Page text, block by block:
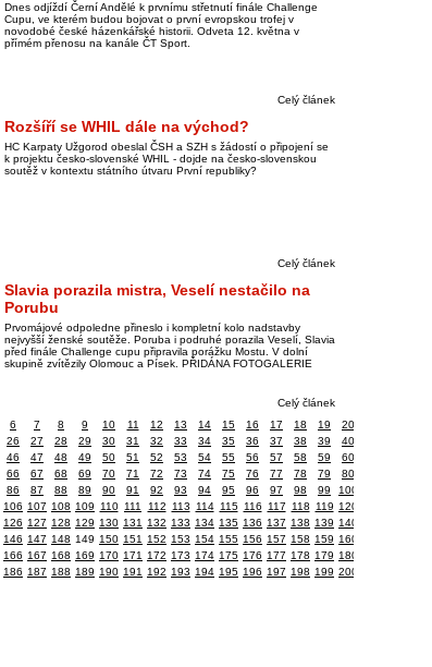
Dnes odjíždí Černí Andělé k prvnímu střetnutí finále Challenge
Cupu, ve kterém budou bojovat o první evropskou trofej v
novodobé české házenkářské historii. Odveta 12. května v
přímém přenosu na kanále ČT Sport.
Celý článek
Rozšíří se WHIL dále na východ?
HC Karpaty Užgorod obeslal ČSH a SZH s žádostí o připojení se
k projektu česko-slovenské WHIL - dojde na česko-slovenskou
soutěž v kontextu státního útvaru První republiky?
Celý článek
Slavia porazila mistra, Veselí nestačilo na
Porubu
Prvomájové odpoledne přineslo i kompletní kolo nadstavby
nejvyšší ženské soutěže. Poruba i podruhé porazila Veselí, Slavia
před finále Challenge cupu připravila porážku Mostu. V dolní
skupině zvítězily Olomouc a Písek. PŘIDÁNA FOTOGALERIE
Celý článek
6 7 8 9 10 11 12 13 14 15 16 17 18 19
20
26 27 28 29 30 31 32 33 34 35 36 37 38 39
40
46 47 48 49 50 51 52 53 54 55 56 57 58 59
60
66 67 68 69 70 71 72 73 74 75 76 77 78 79
80
86 87 88 89 90 91 92 93 94 95 96 97 98 99
100
106 107 108 109 110 111 112 113 114 115 116 117 118 119 120
126 127 128 129 130 131 132 133 134 135 136 137 138 139 140
146 147 148 149 150 151 152 153 154 155 156 157 158 159 160
166 167 168 169 170 171 172 173 174 175 176 177 178 179 180
186 187 188 189 190 191 192 193 194 195 196 197 198 199 200